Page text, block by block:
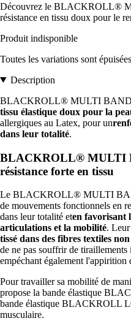
Découvrez le BLACKROLL®
résistance en tissu doux pour le
Produit indisponible
Toutes les variations sont épuisées
Description
BLACKROLL® MULTI BAND
tissu élastique doux pour la
allergiques au Latex, pour un
dans leur totalité.
BLACKROLL® MULTI
résistance forte en tissu
Le BLACKROLL® MULTI
de mouvements fonctionnels en
dans leur totalité eten favorisant
articulations et la mobilité.
tissé dans des fibres textiles
de ne pas souffrir de
empéchant également l'appirition
Pour travailler sa mobilité de
propose la bande élastique
bande élastique BLACKROLL
musculaire.